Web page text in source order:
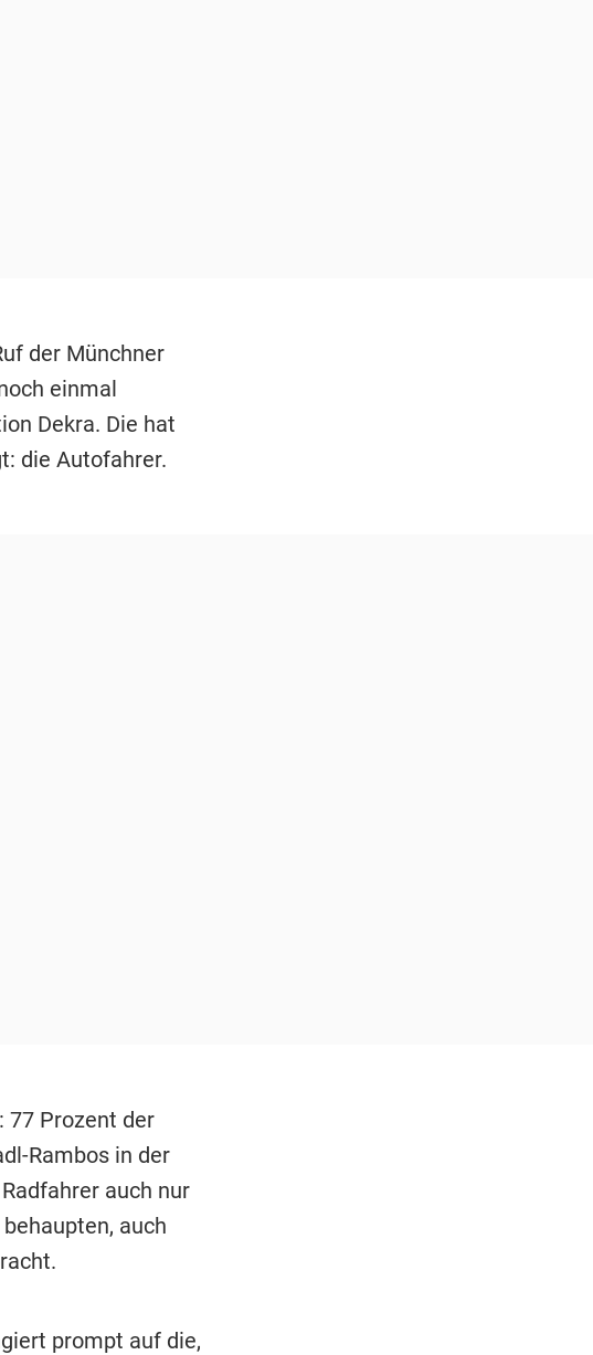
der Münchner
einmal
Dekra. Die hat
die Autofahrer.
77 Prozent der
Rambos in der
auch nur
auch
prompt auf die,